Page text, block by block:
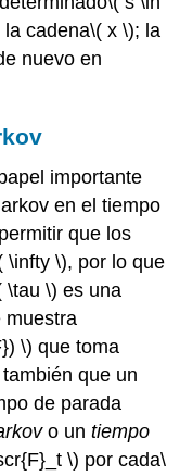
la cadena\( x \); la
nuevo en
importante
en el tiempo
que los
\infty \), por lo que
\tau \) es una
muestra
\) que toma
que un
de parada
o untiempo
\) por cada\